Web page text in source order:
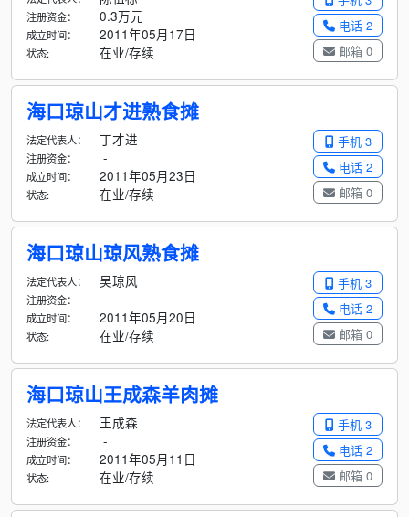
电话 2
邮箱 0
注册资金： 0.3万元
成立时间： 2011年05月17日
状态: 在业/存续
海口琼山才进熟食摊
手机 3
电话 2
邮箱 0
法定代表人： 丁才进
注册资金： -
成立时间： 2011年05月23日
状态: 在业/存续
海口琼山琼风熟食摊
手机 3
电话 2
邮箱 0
法定代表人： 吴琼风
注册资金： -
成立时间： 2011年05月20日
状态: 在业/存续
海口琼山王成森羊肉摊
手机 3
电话 2
邮箱 0
法定代表人： 王成森
注册资金： -
成立时间： 2011年05月11日
状态: 在业/存续